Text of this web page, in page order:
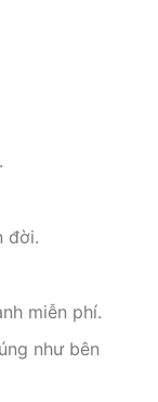
đời.
miễn phí.
như bên